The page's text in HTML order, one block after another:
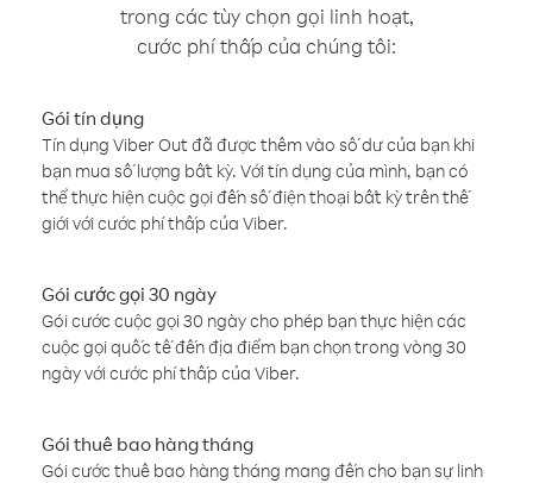
trong các tùy chọn gọi linh hoạt,
cước phí thấp của chúng tôi:
Gói tín dụng
Tín dụng Viber Out đã được thêm vào số dư của bạn khi
bạn mua số lượng bất kỳ. Với tín dụng của mình, bạn có
thể thực hiện cuộc gọi đến số điện thoại bất kỳ trên thế
giới với cước phí thấp của Viber.
Gói cước gọi 30 ngày
Gói cước cuộc gọi 30 ngày cho phép bạn thực hiện các
cuộc gọi quốc tế đến địa điểm bạn chọn trong vòng 30
ngày với cước phí thấp của Viber.
Gói thuê bao hàng tháng
Gói cước thuê bao hàng tháng mang đến cho bạn sự linh